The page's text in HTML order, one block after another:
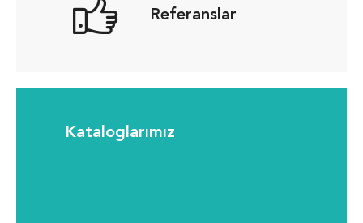
Referanslar
Kataloglarımız